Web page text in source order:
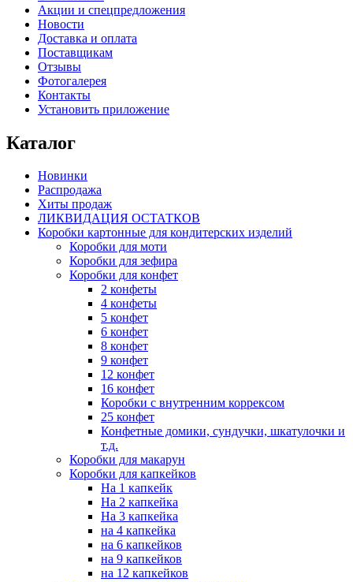
Акции и спецпредложения
Новости
Доставка и оплата
Поставщикам
Отзывы
Фотогалерея
Контакты
Установить приложение
Каталог
Новинки
Распродажа
Хиты продаж
ЛИКВИДАЦИЯ ОСТАТКОВ
Коробки картонные для кондитерских изделий
Коробки для моти
Коробки для зефира
Коробки для конфет
2 конфеты
4 конфеты
5 конфет
6 конфет
8 конфет
9 конфет
12 конфет
16 конфет
Коробки с внутренним коррексом
25 конфет
Конфетные домики, сундучки, шкатулочки и
т.д.
Коробки для макарун
Коробки для капкейков
На 1 капкейк
На 2 капкейка
На 3 капкейка
на 4 капкейка
на 6 капкейков
на 9 капкейков
на 12 капкейков